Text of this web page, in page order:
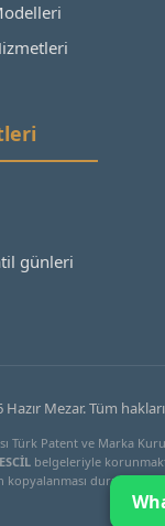
günleri
Mezar. Tüm hakları
Türk Patent ve Marka
belgeleriyle
durumunda